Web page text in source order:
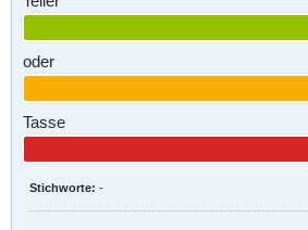
oder
Tasse
Stichworte: -